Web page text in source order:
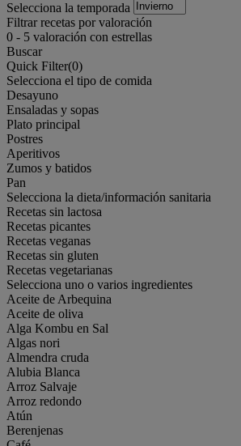
Selecciona la temporada
Filtrar recetas por valoración
0 - 5 valoración con estrellas
Buscar
Quick Filter(0)
Selecciona el tipo de comida
Desayuno
Ensaladas y sopas
Plato principal
Postres
Aperitivos
Zumos y batidos
Pan
Selecciona la dieta/información sanitaria
Recetas sin lactosa
Recetas picantes
Recetas veganas
Recetas sin gluten
Recetas vegetarianas
Selecciona uno o varios ingredientes
Aceite de Arbequina
Aceite de oliva
Alga Kombu en Sal
Algas nori
Almendra cruda
Alubia Blanca
Arroz Salvaje
Arroz redondo
Atún
Berenjenas